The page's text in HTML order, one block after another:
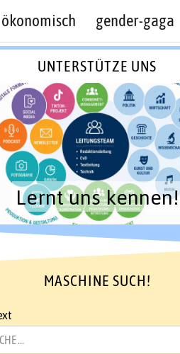
ökonomisch gender-gaga
UNTERSTÜTZE UNS
Lernt uns kennen!
MASCHINE SUCH!